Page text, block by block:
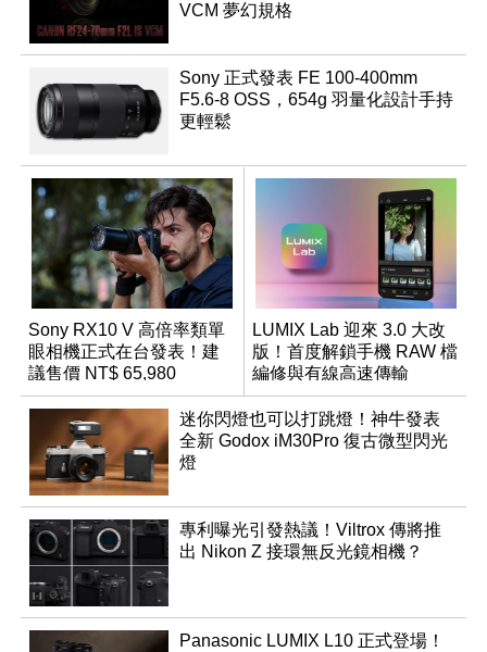
VCM 夢幻規格
Sony 正式發表 FE 100-400mm
F5.6-8 OSS，654g 羽量化設計手持
更輕鬆
Sony RX10 V 高倍率類單
眼相機正式在台發表！建
議售價 NT$ 65,980
LUMIX Lab 迎來 3.0 大改
版！首度解鎖手機 RAW 檔
編修與有線高速傳輸
迷你閃燈也可以打跳燈！神牛發表
全新 Godox iM30Pro 復古微型閃光
燈
專利曝光引發熱議！Viltrox 傳將推
出 Nikon Z 接環無反光鏡相機？
Panasonic LUMIX L10 正式登場！